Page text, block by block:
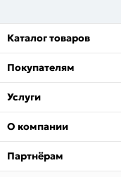
Каталог товаров
Покупателям
Услуги
О компании
Партнёрам